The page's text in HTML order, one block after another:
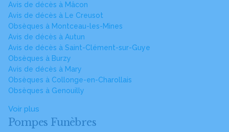
Avis de décès à Mâcon
Avis de décès à Le Creusot
Obsèques à Montceau-les-Mines
Avis de décès à Autun
Avis de décès à Saint-Clément-sur-Guye
Obsèques à Burzy
Avis de décès à Mary
Obsèques à Collonge-en-Charollais
Obsèques à Genouilly
Voir plus
Pompes Funèbres